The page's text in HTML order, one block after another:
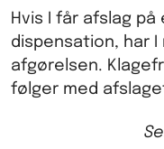
Hvis I får afslag på
dispensation, har
afgørelsen.
følger med